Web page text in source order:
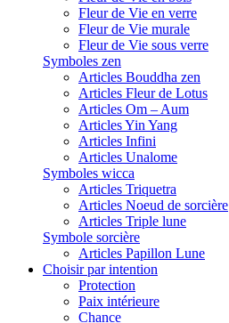
Fleur de Vie en verre
Fleur de Vie murale
Fleur de Vie sous verre
Symboles zen
Articles Bouddha zen
Articles Fleur de Lotus
Articles Om – Aum
Articles Yin Yang
Articles Infini
Articles Unalome
Symboles wicca
Articles Triquetra
Articles Noeud de sorcière
Articles Triple lune
Symbole sorcière
Articles Papillon Lune
Choisir par intention
Protection
Paix intérieure
Chance